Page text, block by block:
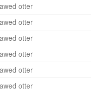
otter
otter
otter
otter
otter
otter